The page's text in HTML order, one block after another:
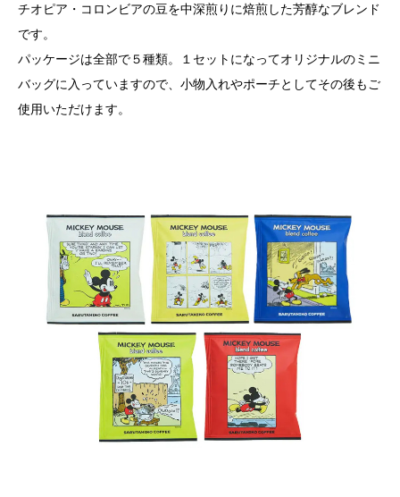
チオピア・コロンビアの豆を中深煎りに焙煎した芳醇なブレンド
です。
パッケージは全部で５種類。１セットになってオリジナルのミニ
バッグに入っていますので、小物入れやポーチとしてその後もご
使用いただけます。